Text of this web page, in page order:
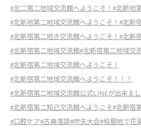
#北二第二地域交流館へようこそ！ #北新地
#北新地第二地域交流館へようこそ！ #北新
#北新宿第二地き交流館へようこそ！ #北新
#北新宿第二地域交流館#北新宿第二地域交
#北新宿第二地域交流館へようこそ！
#北新宿第二地域交流館へようこそ！！！
#北新宿第二地域交流館公式LINEが出来ま
#北新宿第二知己交流館へようこそ#北新宿
#口腔ケア#古典落語#吹矢大会#和服地で花